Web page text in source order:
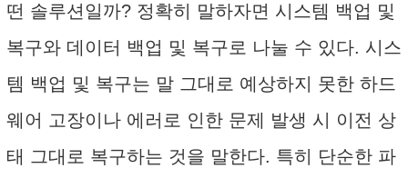
떤 솔루션일까? 정확히 말하자면 시스템 백업 및
복구와 데이터 백업 및 복구로 나눌 수 있다. 시스
템 백업 및 복구는 말 그대로 예상하지 못한 하드
웨어 고장이나 에러로 인한 문제 발생 시 이전 상
태 그대로 복구하는 것을 말한다. 특히 단순한 파